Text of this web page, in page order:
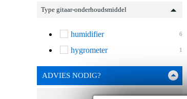
Type gitaar-onderhoudsmiddel
6
humidifier
1
hygrometer
ADVIES NODIG?